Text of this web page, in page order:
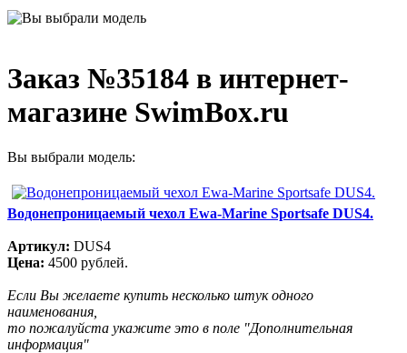
Заказ №35184 в интернет-
магазине SwimBox.ru
Вы выбрали модель:
Водонепроницаемый чехол Ewa-Marine Sportsafe DUS4.
Артикул: DUS4
Цена: 4500 рублей.
Если Вы желаете купить несколько штук одного
наименования,
то пожалуйста укажите это в поле "Дополнительная
информация"